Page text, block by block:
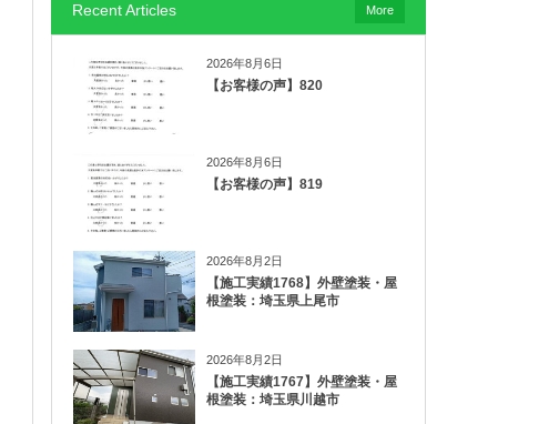
Recent Articles
2026年8月6日
【お客様の声】820
2026年8月6日
【お客様の声】819
2026年8月2日
【施工実績1768】外壁塗装・屋
根塗装：埼玉県上尾市
2026年8月2日
【施工実績1767】外壁塗装・屋
根塗装：埼玉県川越市
More